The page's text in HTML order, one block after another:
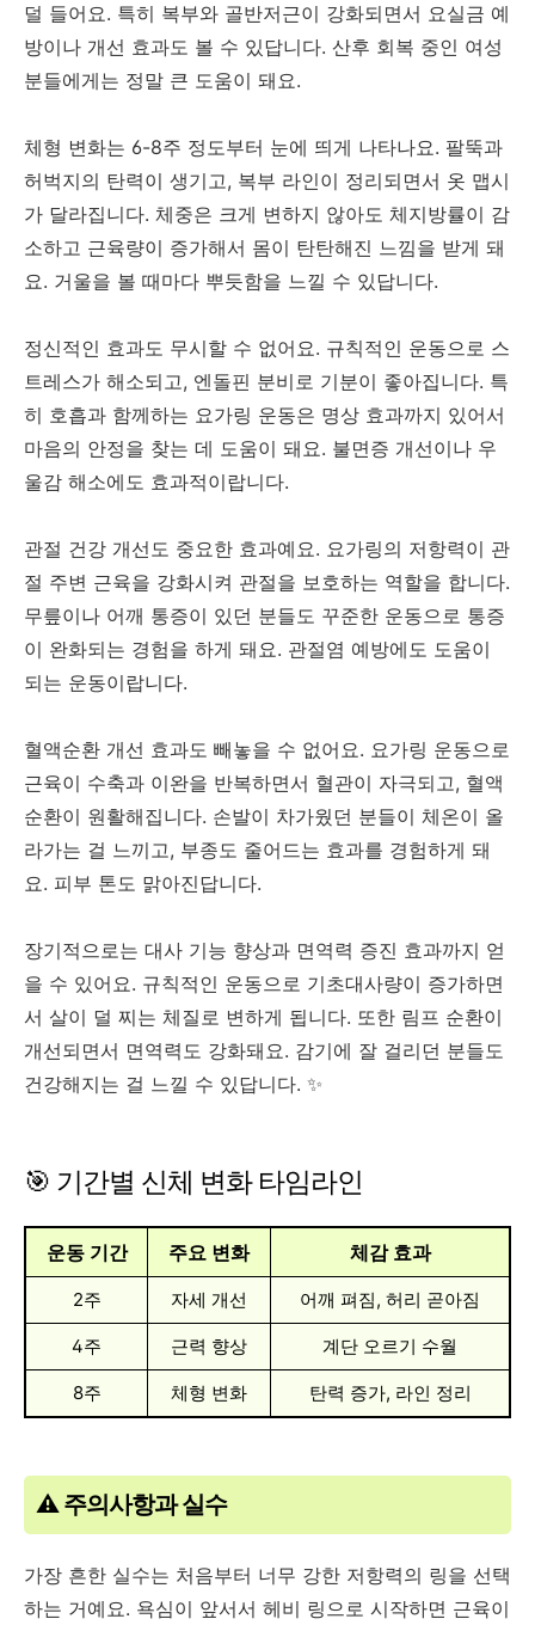
덜 들어요. 특히 복부와 골반저근이 강화되면서 요실금 예
방이나 개선 효과도 볼 수 있답니다. 산후 회복 중인 여성
분들에게는 정말 큰 도움이 돼요.
체형 변화는 6-8주 정도부터 눈에 띄게 나타나요. 팔뚝과
허벅지의 탄력이 생기고, 복부 라인이 정리되면서 옷 맵시
가 달라집니다. 체중은 크게 변하지 않아도 체지방률이 감
소하고 근육량이 증가해서 몸이 탄탄해진 느낌을 받게 돼
요. 거울을 볼 때마다 뿌듯함을 느낄 수 있답니다.
정신적인 효과도 무시할 수 없어요. 규칙적인 운동으로 스
트레스가 해소되고, 엔돌핀 분비로 기분이 좋아집니다. 특
히 호흡과 함께하는 요가링 운동은 명상 효과까지 있어서
마음의 안정을 찾는 데 도움이 돼요. 불면증 개선이나 우
울감 해소에도 효과적이랍니다.
관절 건강 개선도 중요한 효과예요. 요가링의 저항력이 관
절 주변 근육을 강화시켜 관절을 보호하는 역할을 합니다.
무릎이나 어깨 통증이 있던 분들도 꾸준한 운동으로 통증
이 완화되는 경험을 하게 돼요. 관절염 예방에도 도움이
되는 운동이랍니다.
혈액순환 개선 효과도 빼놓을 수 없어요. 요가링 운동으로
근육이 수축과 이완을 반복하면서 혈관이 자극되고, 혈액
순환이 원활해집니다. 손발이 차가웠던 분들이 체온이 올
라가는 걸 느끼고, 부종도 줄어드는 효과를 경험하게 돼
요. 피부 톤도 맑아진답니다.
장기적으로는 대사 기능 향상과 면역력 증진 효과까지 얻
을 수 있어요. 규칙적인 운동으로 기초대사량이 증가하면
서 살이 덜 찌는 체질로 변하게 됩니다. 또한 림프 순환이
개선되면서 면역력도 강화돼요. 감기에 잘 걸리던 분들도
건강해지는 걸 느낄 수 있답니다. ✨
🎯 기간별 신체 변화 타임라인
운동 기간 주요 변화 체감 효과
2주 자세 개선 어깨 펴짐, 허리 곧아짐
4주 근력 향상 계단 오르기 수월
8주 체형 변화 탄력 증가, 라인 정리
⚠️ 주의사항과 실수
가장 흔한 실수는 처음부터 너무 강한 저항력의 링을 선택
하는 거예요. 욕심이 앞서서 헤비 링으로 시작하면 근육이